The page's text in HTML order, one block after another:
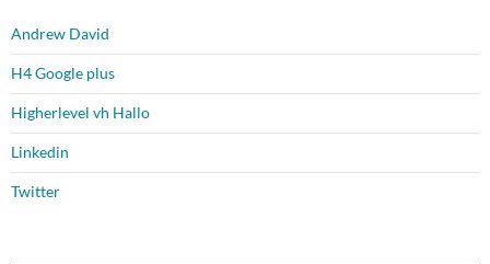
Andrew David
H4 Google plus
Higherlevel vh Hallo
Linkedin
Twitter